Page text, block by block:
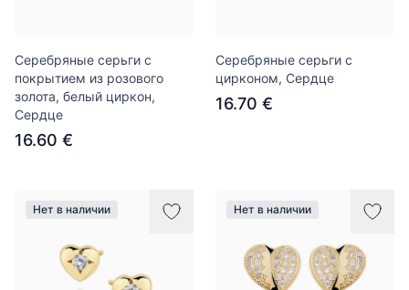
Серебряные серьги с
покрытием из розового
золота, белый циркон,
Сердце
16.60 €
Серебряные серьги с
цирконом, Сердце
16.70 €
Нет в наличии Нет в наличии